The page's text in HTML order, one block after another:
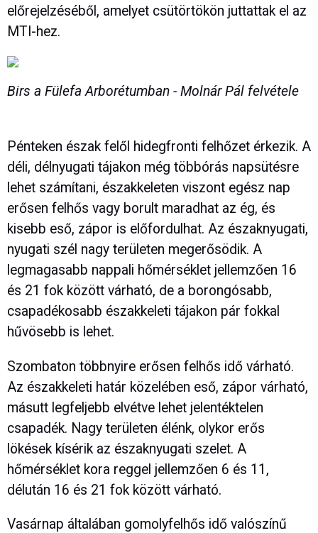
előrejelzéséből, amelyet csütörtökön juttattak el az
MTI-hez.
Birs a Fülefa Arborétumban - Molnár Pál felvétele
Pénteken észak felől hidegfronti felhőzet érkezik. A
déli, délnyugati tájakon még többórás napsütésre
lehet számítani, északkeleten viszont egész nap
erősen felhős vagy borult maradhat az ég, és
kisebb eső, zápor is előfordulhat. Az északnyugati,
nyugati szél nagy területen megerősödik. A
legmagasabb nappali hőmérséklet jellemzően 16
és 21 fok között várható, de a borongósabb,
csapadékosabb északkeleti tájakon pár fokkal
hűvösebb is lehet.
Szombaton többnyire erősen felhős idő várható.
Az északkeleti határ közelében eső, zápor várható,
másutt legfeljebb elvétve lehet jelentéktelen
csapadék. Nagy területen élénk, olykor erős
lökések kísérik az északnyugati szelet. A
hőmérséklet kora reggel jellemzően 6 és 11,
délután 16 és 21 fok között várható.
Vasárnap általában gomolyfelhős idő valószínű